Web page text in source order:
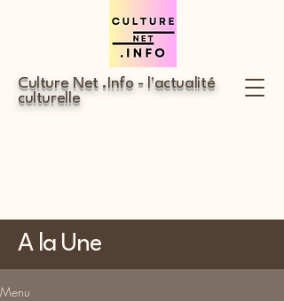
Culture Net .Info - l'actualité
culturelle
A la Une
Menu